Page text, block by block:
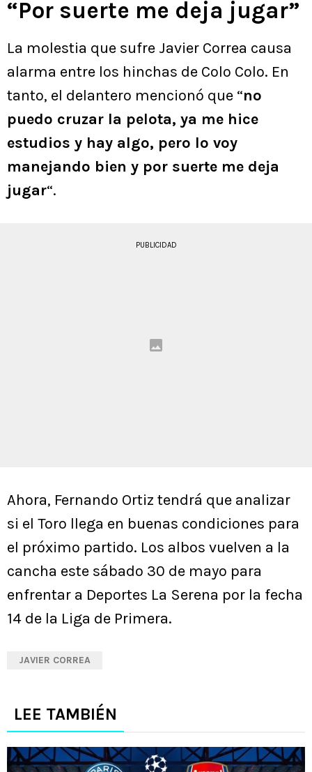
“Por suerte me deja jugar”
La molestia que sufre Javier Correa causa
alarma entre los hinchas de Colo Colo. En
tanto, el delantero mencionó que “no
puedo cruzar la pelota, ya me hice
estudios y hay algo, pero lo voy
manejando bien y por suerte me deja
jugar“.
PUBLICIDAD
Ahora, Fernando Ortiz tendrá que analizar
si el Toro llega en buenas condiciones para
el próximo partido. Los albos vuelven a la
cancha este sábado 30 de mayo para
enfrentar a Deportes La Serena por la fecha
14 de la Liga de Primera.
JAVIER CORREA
LEE TAMBIÉN